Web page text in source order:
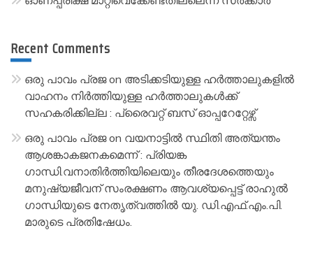
Recent Comments
ഒരു പാവം പ്രജon അടിക്കടിയുള്ള ഹർത്താലുകളിൽ
വാഹനം നിർത്തിയുള്ള ഹർത്താലുകൾക്ക്
സഹകരിക്കില്ല : പ്രൈവറ്റ് ബസ് ഓപ്പറേറ്റേഴ്സ്
ഒരു പാവം പ്രജon വയനാട്ടിൽ സ്ഥിതി അത്യന്തം
ആശങ്കാകജനകമെന്ന് : പ്രിയങ്ക
ഗാന്ധി.വനാതിർത്തിയിലെയും തീരദേശത്തെയും
മനുഷ്യജീവന് സംരക്ഷണം ആവശ്യപ്പെട്ട് രാഹുൽ
ഗാന്ധിയുടെ നേതൃത്വത്തിൽ യു. ഡി.എഫ്.എം.പി.
മാരുടെ പ്രതിഷേധം.